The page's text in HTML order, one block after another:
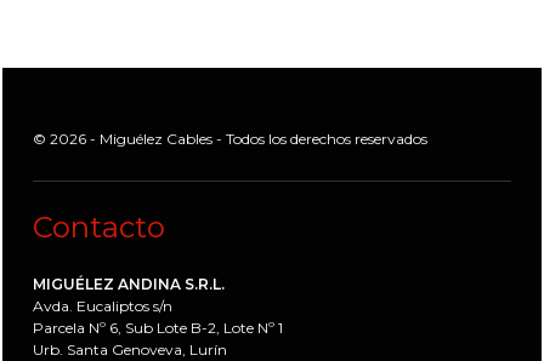
© 2026 - Miguélez Cables - Todos los derechos reservados
Contacto
MIGUÉLEZ ANDINA S.R.L.
Avda. Eucaliptos s/n
Parcela Nº 6, Sub Lote B-2, Lote Nº 1
Urb. Santa Genoveva, Lurín